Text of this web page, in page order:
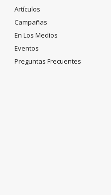
Artículos
Campañas
En Los Medios
Eventos
Preguntas Frecuentes